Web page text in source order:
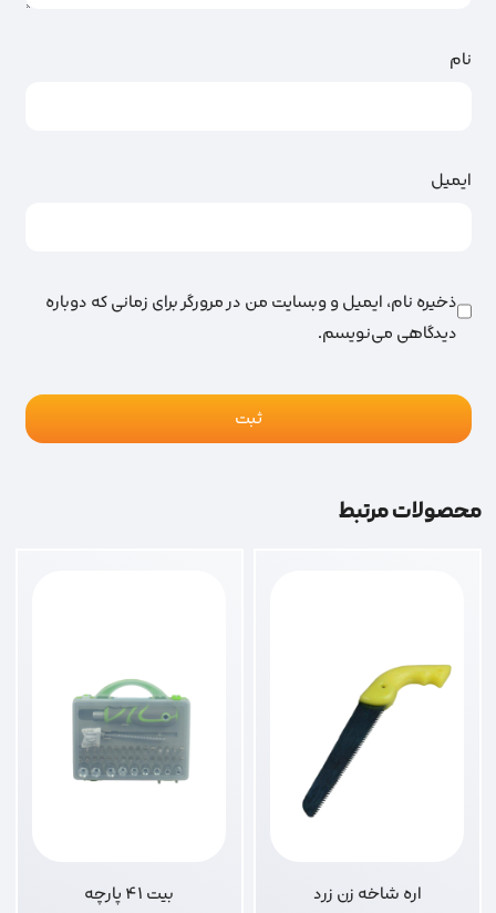
نام
ایمیل
ذخیره نام، ایمیل و وبسایت من در مرورگر برای زمانی که دوباره
دیدگاهی می‌نویسم.
محصولات مرتبط
اره شاخه زن زرد بیت 41 پارچه